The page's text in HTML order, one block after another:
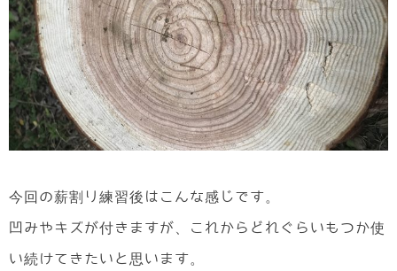
今回の薪割り練習後はこんな感じです。
凹みやキズが付きますが、これからどれぐらいもつか使
い続けてきたいと思います。